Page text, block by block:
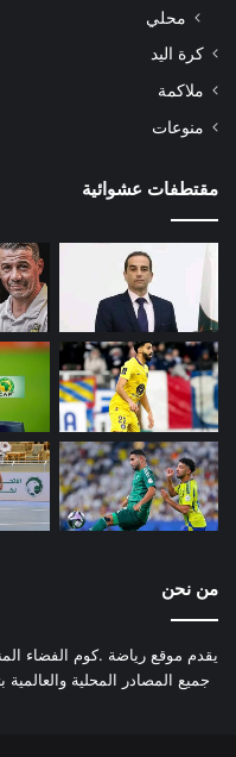
محلي
كرة اليد
ملاكمة
منوعات
مقتطفات عشوائية
من نحن
يقدم موقع رياضة .كوم الفضاء
جميع المصادر المحلية